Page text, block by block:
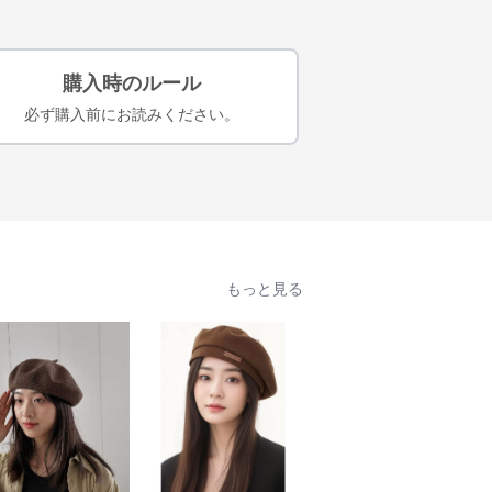
購入時のルール
必ず購入前にお読みください。
もっと見る